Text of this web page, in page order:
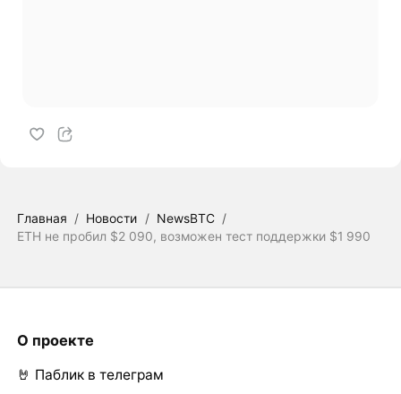
Главная / Новости / NewsBTC /
ETH не пробил $2 090, возможен тест поддержки $1 990
О проекте
🤘 Паблик в телеграм